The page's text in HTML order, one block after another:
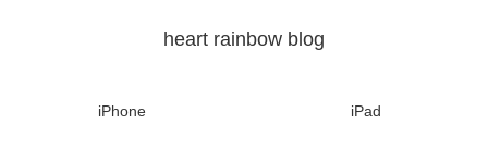
heart rainbow blog
iPhone iPad